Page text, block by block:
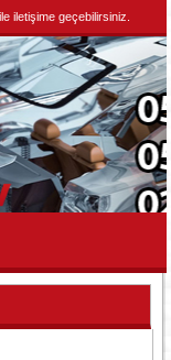
iletişime geçebilirsiniz.